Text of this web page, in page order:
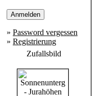
» Password vergessen
» Registrierung
Zufallsbild